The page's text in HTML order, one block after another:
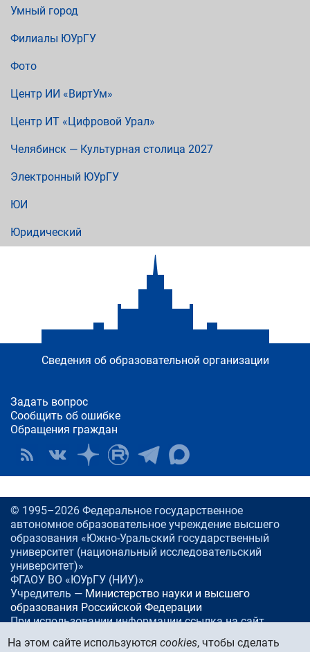
Умный город
Филиалы ЮУрГУ
Фото
Центр ИИ «ВиртУм»
Центр ИТ «Цифровой Урал»
Челябинск — Культурная столица 2027
Электронный ЮУрГУ
ЮИ
Юридический
Сведения об образовательной организации
Задать вопрос
Сообщить об ошибке
Обращения граждан
© 1995–2026 Федеральное государственное
автономное образовательное учреждение высшего
образования «Южно-Уральский государственный
университет (национальный исследовательский
университет)»
ФГАОУ ВО «ЮУрГУ (НИУ)»
Учредитель — Министерство науки и высшего
образования Российской Федерации
При использовании информации ссылка на сайт
www.
susu.ru
На этом сайте используютсяcookies, чтобы сделать